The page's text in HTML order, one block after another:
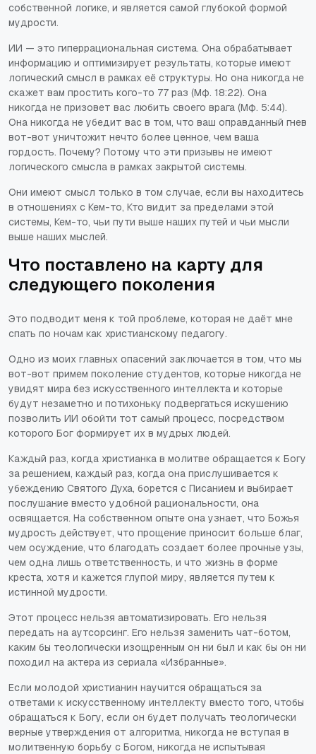
собственной логике, и является самой глубокой формой
мудрости.
ИИ — это гиперрациональная система. Она обрабатывает
информацию и оптимизирует результаты, которые имеют
логический смысл в рамках её структуры. Но она никогда не
скажет вам простить кого-то 77 раз (Мф. 18:22). Она
никогда не призовет вас любить своего врага (Мф. 5:44).
Она никогда не убедит вас в том, что ваш оправданный гнев
вот-вот уничтожит нечто более ценное, чем ваша
гордость. Почему? Потому что эти призывы не имеют
логического смысла в рамках закрытой системы.
Они имеют смысл только в том случае, если вы находитесь
в отношениях с Кем-то, Кто видит за пределами этой
системы, Кем-то, чьи пути выше наших путей и чьи мысли
выше наших мыслей.
Что поставлено на карту для
следующего поколения
Это подводит меня к той проблеме, которая не даёт мне
спать по ночам как христианскому педагогу.
Одно из моих главных опасений заключается в том, что мы
вот-вот примем поколение студентов, которые никогда не
увидят мира без искусственного интеллекта и которые
будут незаметно и потихоньку подвергаться искушению
позволить ИИ обойти тот самый процесс, посредством
которого Бог формирует их в мудрых людей.
Каждый раз, когда христианка в молитве обращается к Богу
за решением, каждый раз, когда она прислушивается к
убеждению Святого Духа, борется с Писанием и выбирает
послушание вместо удобной рациональности, она
освящается. На собственном опыте она узнает, что Божья
мудрость действует, что прощение приносит больше благ,
чем осуждение, что благодать создает более прочные узы,
чем одна лишь ответственность, и что жизнь в форме
креста, хотя и кажется глупой миру, является путем к
истинной мудрости.
Этот процесс нельзя автоматизировать. Его нельзя
передать на аутсорсинг. Его нельзя заменить чат-ботом,
каким бы теологически изощренным он ни был и как бы он ни
походил на актера из сериала «Избранные».
Если молодой христианин научится обращаться за
ответами к искусственному интеллекту вместо того, чтобы
обращаться к Богу, если он будет получать теологически
верные утверждения от алгоритма, никогда не вступая в
молитвенную борьбу с Богом, никогда не испытывая